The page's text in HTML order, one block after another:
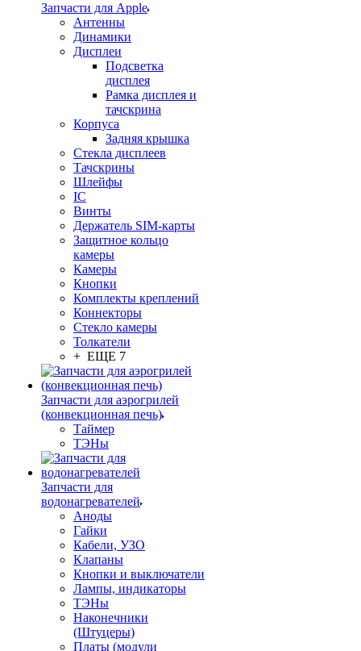
Запчасти для Apple
Антенны
Динамики
Дисплеи
Подсветка
дисплея
Рамка дисплея и
тачскрина
Корпуса
Задняя крышка
Стекла дисплеев
Тачскрины
Шлейфы
IC
Винты
Держатель SIM-карты
Защитное кольцо
камеры
Камеры
Кнопки
Комплекты креплений
Коннекторы
Стекло камеры
Толкатели
+ ЕЩЕ 7
Запчасти для аэрогрилей
(конвекционная печь)
Таймер
ТЭНы
Запчасти для
водонагревателей
Аноды
Гайки
Кабели, УЗО
Клапаны
Кнопки и выключатели
Лампы, индикаторы
ТЭНы
Наконечники
(Штуцеры)
Платы (модули